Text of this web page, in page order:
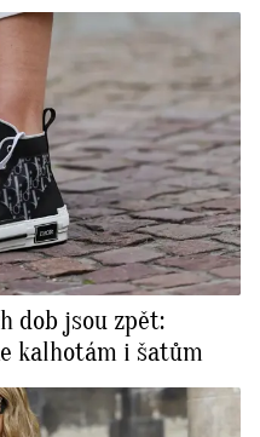
dob jsou zpět:
kalhotám i šatům